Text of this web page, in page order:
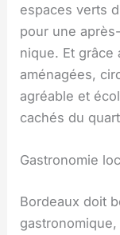
espaces verts
pour une
nique. Et grâce
aménagées,
agréable et
cachés du
Gastronomie
Bordeaux doit